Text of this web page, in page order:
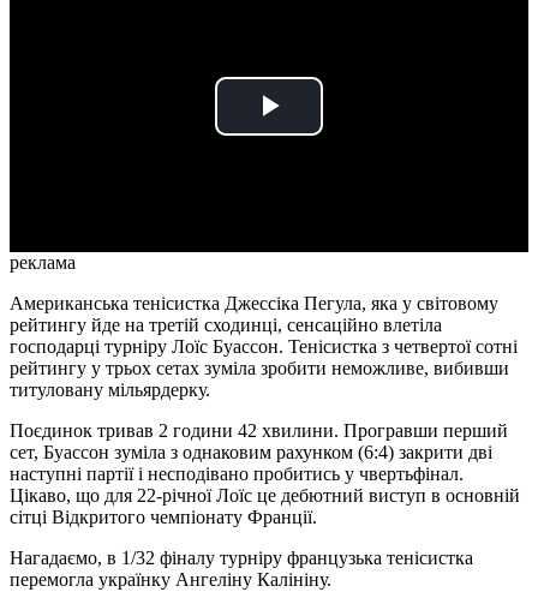
Play
реклама
Американська тенісистка Джессіка Пегула, яка у світовому
рейтингу йде на третій сходинці, сенсаційно влетіла
господарці турніру Лоїс Буассон. Тенісистка з четвертої сотні
рейтингу у трьох сетах зуміла зробити неможливе, вибивши
титуловану мільярдерку.
Поєдинок тривав 2 години 42 хвилини. Програвши перший
сет, Буассон зуміла з однаковим рахунком (6:4) закрити дві
наступні партії і несподівано пробитись у чвертьфінал.
Цікаво, що для 22-річної Лоїс це дебютний виступ в основній
сітці Відкритого чемпіонату Франції.
Нагадаємо, в 1/32 фіналу турніру французька тенісистка
перемогла українку Ангеліну Калініну.